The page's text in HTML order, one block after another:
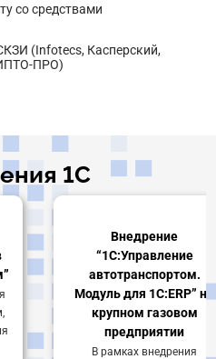
со средствами
(Infotecs, Касперский,
ПРО)
1С
Внедрение
“1С:Управление
автотранспортом.
Модуль для 1С:ERP” на
крупном газовом
предприятии
В рамках внедрения